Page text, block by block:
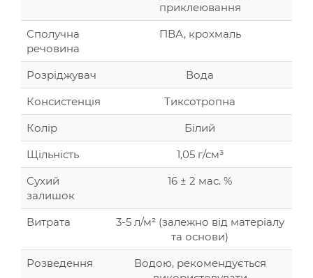
приклеювання
Сполучна
речовина
ПВА, крохмаль
Розріджувач
Вода
Консистенція
Тиксотропна
Колір
Білий
Щільність
1,05 г/см³
Сухий
залишок
16 ± 2 мас. %
Витрата
3-5 л/м² (залежно від матеріалу
та основи)
Розведення
Водою, рекомендується